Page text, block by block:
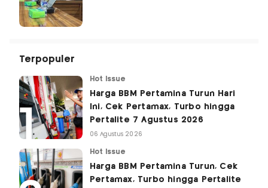
Terpopuler
Hot Issue
Harga BBM Pertamina Turun Hari
Ini, Cek Pertamax, Turbo hingga
Pertalite 7 Agustus 2026
06 Agustus 2026
Hot Issue
Harga BBM Pertamina Turun, Cek
Pertamax, Turbo hingga Pertalite